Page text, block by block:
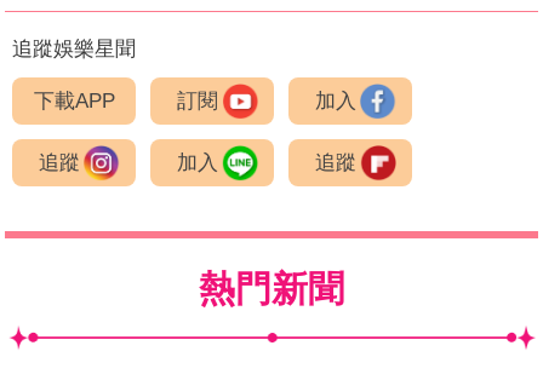
追蹤娛樂星聞
下載APP 訂閱 加入
追蹤 加入 追蹤
熱門新聞